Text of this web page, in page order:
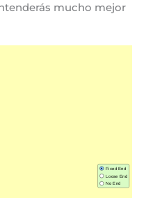
mucho mejor